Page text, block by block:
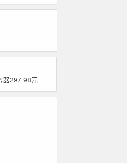
务器761.33元起